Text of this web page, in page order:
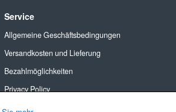
Service
Allgemeine Geschäftsbedingungen
Versandkosten und Lieferung
Bezahlmöglichkeiten
Privacy Policy
Cookies